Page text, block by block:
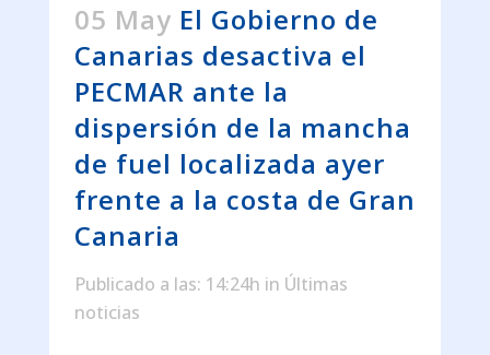
05 May El Gobierno de
Canarias desactiva el
PECMAR ante la
dispersión de la mancha
de fuel localizada ayer
frente a la costa de Gran
Canaria
Publicado a las: 14:24h in Últimas
noticias